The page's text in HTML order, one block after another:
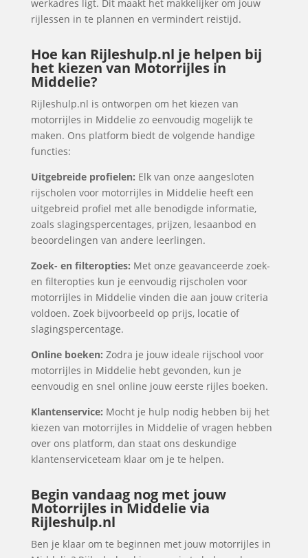
werkadres ligt. Dit maakt het makkelijker om jouw
rijlessen in te plannen en vermindert reistijd.
Hoe kan Rijleshulp.nl je helpen bij
het kiezen van Motorrijles in
Middelie?
Rijleshulp.nl is ontworpen om het kiezen van
motorrijles in Middelie zo eenvoudig mogelijk te
maken. Ons platform biedt de volgende handige
functies:
Uitgebreide profielen: Elk van onze aangesloten
rijscholen voor motorrijles in Middelie heeft een
uitgebreid profiel met alle benodigde informatie,
zoals slagingspercentages, prijzen, lesaanbod en
beoordelingen van andere leerlingen.
Zoek- en filteropties: Met onze geavanceerde zoek-
en filteropties kun je eenvoudig rijscholen voor
motorrijles in Middelie vinden die aan jouw criteria
voldoen. Zoek bijvoorbeeld op prijs, locatie of
slagingspercentage.
Online boeken: Zodra je jouw ideale rijschool voor
motorrijles in Middelie hebt gevonden, kun je
eenvoudig en snel online jouw eerste rijles boeken.
Klantenservice: Mocht je hulp nodig hebben bij het
kiezen van motorrijles in Middelie of vragen hebben
over ons platform, dan staat ons deskundige
klantenserviceteam klaar om je te helpen.
Begin vandaag nog met jouw
Motorrijles in Middelie via
Rijleshulp.nl
Ben je klaar om te beginnen met jouw motorrijles in